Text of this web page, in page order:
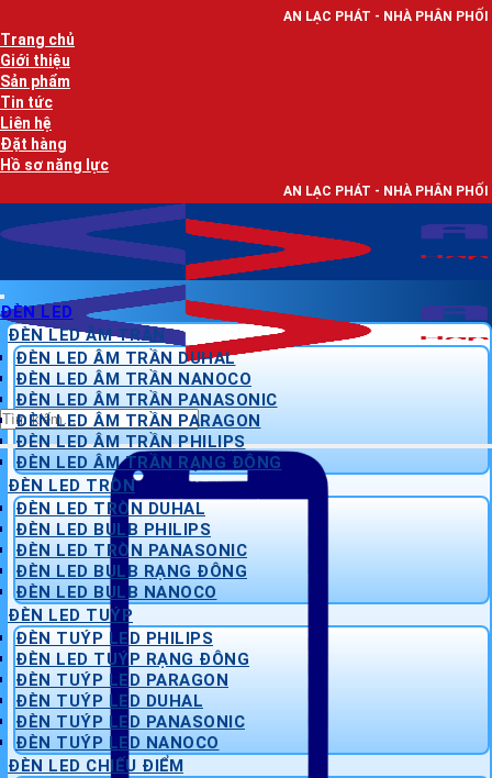
qua
nội
dung
AN LẠC PHÁT - NHÀ PHÂN PHỐI THIẾT BỊ ĐIỆN,
Trang chủ
Giới thiệu
Sản phẩm
Tin tức
Liên hệ
Đặt hàng
Hồ sơ năng lực
AN LẠC PHÁT - NHÀ PHÂN PHỐI THIẾT BỊ ĐIỆN,
Tìm
kiếm:
ĐÈN LED
ĐÈN LED ÂM TRẦN
ĐÈN LED ÂM TRẦN DUHAL
ĐÈN LED ÂM TRẦN NANOCO
ĐÈN LED ÂM TRẦN PANASONIC
ĐÈN LED ÂM TRẦN PARAGON
ĐÈN LED ÂM TRẦN PHILIPS
ĐÈN LED ÂM TRẦN RẠNG ĐÔNG
ĐÈN LED TRÒN
ĐÈN LED TRÒN DUHAL
ĐÈN LED BULB PHILIPS
ĐÈN LED TRÒN PANASONIC
ĐÈN LED BULB RẠNG ĐÔNG
ĐÈN LED BULB NANOCO
ĐÈN LED TUÝP
ĐÈN TUÝP LED PHILIPS
ĐÈN LED TUÝP RẠNG ĐÔNG
ĐÈN TUÝP LED PARAGON
ĐÈN TUÝP LED DUHAL
ĐÈN TUÝP LED PANASONIC
ĐÈN TUÝP LED NANOCO
ĐÈN LED CHIẾU ĐIỂM